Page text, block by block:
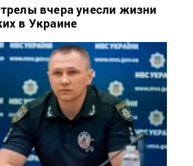
вчера унесли жизни
в Украине